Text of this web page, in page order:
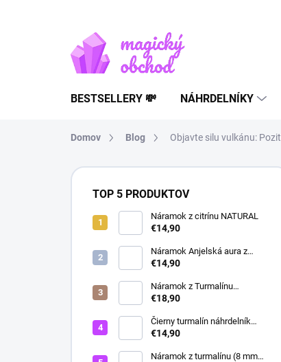
BESTSELLERY 💸 NÁHRDELNÍKY
Domov Blog Objavte silu vulkánu:
B
TOP 5 PRODUKTOV
Náramok z citrínu NATURAL
€14,90
Náramok Anjelská aura z
horského krištáľu | liečivý
€14,90
Náramok z Turmalínu
NATURAL - ochranný kameň
€18,90
Čierny turmalín náhrdelník
HEXAGON
€14,90
Náramok z turmalínu (8 mm